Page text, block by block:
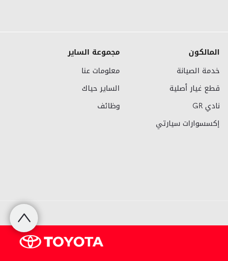
المالكون
خدمة الصيانة
قطع غيار أصلية
نادي GR
إكسسوارات سيارتي
مجموعة الساير
معلومات عنا
الساير حياك
وظائف